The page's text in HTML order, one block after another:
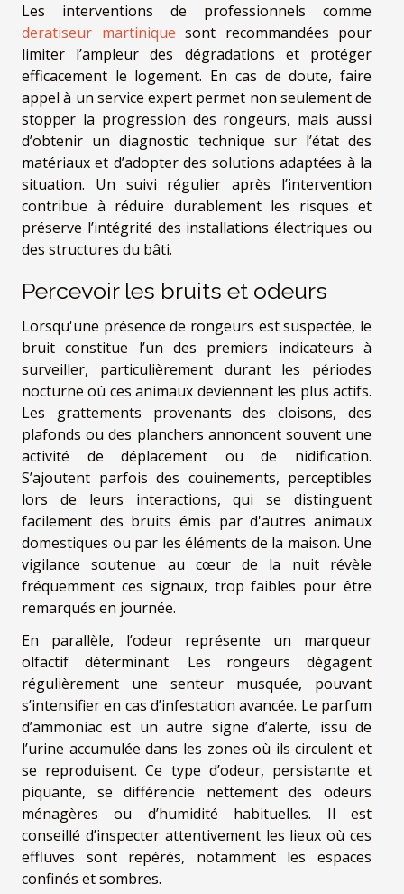
Les interventions de professionnels comme
deratiseur martinique sont recommandées pour
limiter l’ampleur des dégradations et protéger
efficacement le logement. En cas de doute, faire
appel à un service expert permet non seulement de
stopper la progression des rongeurs, mais aussi
d’obtenir un diagnostic technique sur l’état des
matériaux et d’adopter des solutions adaptées à la
situation. Un suivi régulier après l’intervention
contribue à réduire durablement les risques et
préserve l’intégrité des installations électriques ou
des structures du bâti.
Percevoir les bruits et odeurs
Lorsqu'une présence de rongeurs est suspectée, le
bruit constitue l’un des premiers indicateurs à
surveiller, particulièrement durant les périodes
nocturne où ces animaux deviennent les plus actifs.
Les grattements provenants des cloisons, des
plafonds ou des planchers annoncent souvent une
activité de déplacement ou de nidification.
S’ajoutent parfois des couinements, perceptibles
lors de leurs interactions, qui se distinguent
facilement des bruits émis par d'autres animaux
domestiques ou par les éléments de la maison. Une
vigilance soutenue au cœur de la nuit révèle
fréquemment ces signaux, trop faibles pour être
remarqués en journée.
En parallèle, l’odeur représente un marqueur
olfactif déterminant. Les rongeurs dégagent
régulièrement une senteur musquée, pouvant
s’intensifier en cas d’infestation avancée. Le parfum
d’ammoniac est un autre signe d’alerte, issu de
l’urine accumulée dans les zones où ils circulent et
se reproduisent. Ce type d’odeur, persistante et
piquante, se différencie nettement des odeurs
ménagères ou d’humidité habituelles. Il est
conseillé d’inspecter attentivement les lieux où ces
effluves sont repérés, notamment les espaces
confinés et sombres.